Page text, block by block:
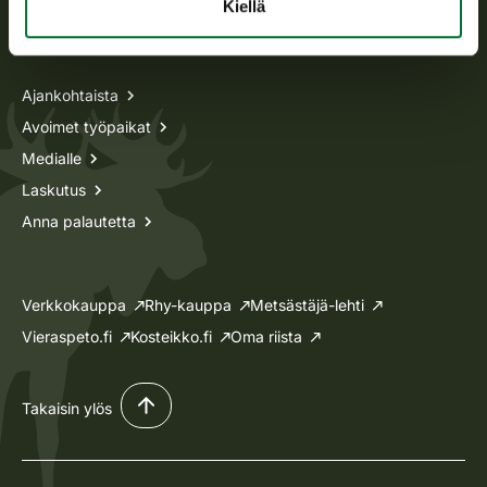
Kiellä
Tietoa meistä
Ajankohtaista
Avoimet työpaikat
Medialle
Laskutus
Anna palautetta
Verkkokauppa Rhy-kauppa
Metsästäjä-lehti
Vieraspeto.fi
Kosteikko.fi Oma riista
Takaisin ylös